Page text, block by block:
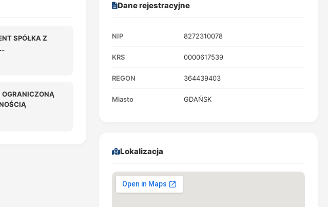
SPÓŁKA Z
OGRANICZONĄ
Dane rejestracyjne
NIP 8272310078
KRS 0000617539
REGON 364439403
Miasto GDAŃSK
Lokalizacja